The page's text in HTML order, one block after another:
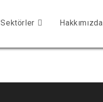
Sektörler Hakkımızda